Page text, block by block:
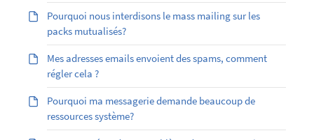
Pourquoi nous interdisons le mass mailing sur les
packs mutualisés?
Mes adresses emails envoient des spams, comment
régler cela ?
Pourquoi ma messagerie demande beaucoup de
ressources système?